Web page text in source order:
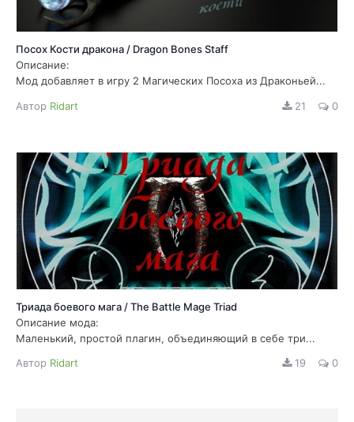
Посох Кости дракона / Dragon Bones Staff
Описание:
Мод добавляет в игру 2 Магических Посоха из Драконьей...
Автор Ridart 21 0
Триада боевого мага / The Battle Mage Triad
Описание мода:
Маленький, простой плагин, объединяющий в себе три...
Автор Ridart 19 0